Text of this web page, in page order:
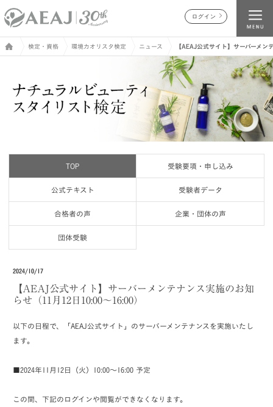
ログイン
検定・資格 環境カオリスタ検定 ニュース 【AEAJ公式サイト】サーバーメン
TOP 受験要項・申し込み
公式テキスト 受験者データ
合格者の声 企業・団体の声
団体受験
2024/10/17
【AEAJ公式サイト】サーバーメンテナンス実施のお知
らせ（11月12日10:00～16:00）
以下の日程で、「AEAJ公式サイト」のサーバーメンテナンスを実施いたし
ます。
■2024年11月12日（火）10:00～16:00 予定
この間、 下記のログインや閲覧ができなくなります。